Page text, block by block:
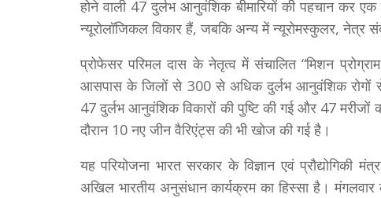
होने वाली 47 दुर्लभ आनुवंशिक बीमारियों की पहचान कर
न्यूरोलॉजिकल विकार हैं, जबकि अन्य में न्यूरोमस्कुलर, नेत्र
प्रोफेसर परिमल दास के नेतृत्व में संचालित “मिशन
आसपास के जिलों से 300 से अधिक दुर्लभ आनुवंशिक रोगों से
47 दुर्लभ आनुवंशिक विकारों की पुष्टि की गई और 47
दौरान 10 नए जीन वैरिएंट्स की भी खोज की गई है।
यह परियोजना भारत सरकार के विज्ञान एवं प्रौद्योगिकी
अखिल भारतीय अनुसंधान कार्यक्रम का हिस्सा है। मंगलवार